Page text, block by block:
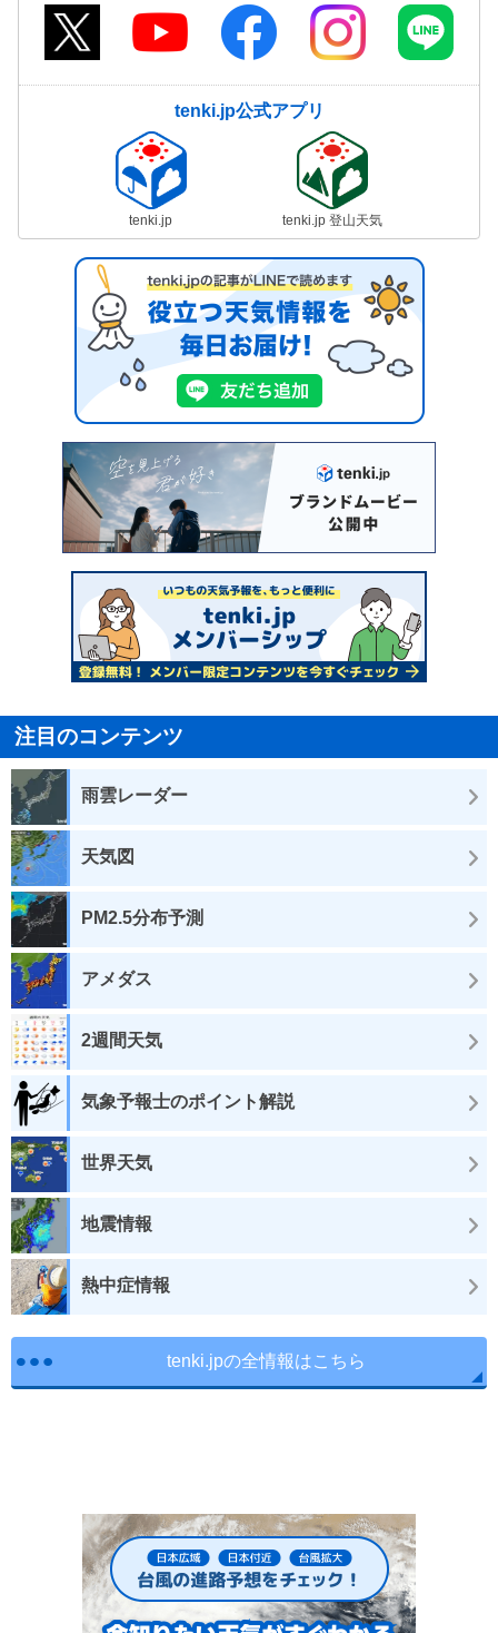
tenki.jp公式アプリ
tenki.jp tenki.jp 登山天気
注目のコンテンツ
雨雲レーダー
天気図
PM2.5分布予測
アメダス
2週間天気
気象予報士のポイント解説
世界天気
地震情報
熱中症情報
tenki.jpの全情報はこちら